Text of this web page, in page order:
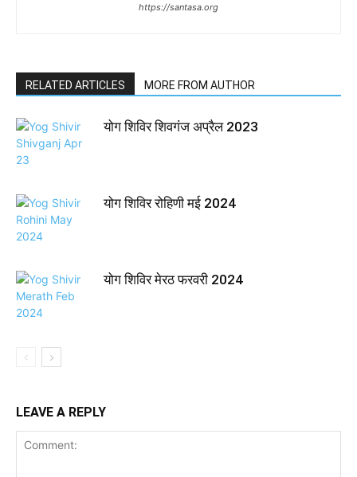
https://santasa.org
RELATED ARTICLES MORE FROM AUTHOR
योग शिविर शिवगंज अप्रैल 2023
योग शिविर रोहिणी मई 2024
योग शिविर मेरठ फरवरी 2024
LEAVE A REPLY